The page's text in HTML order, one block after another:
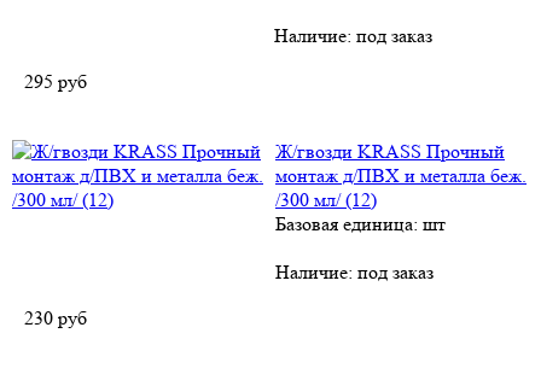
Наличие: под заказ
295 руб
Ж/гвозди KRASS Прочный
монтаж д/ПВХ и металла беж.
/300 мл/ (12)
Базовая единица: шт
Наличие: под заказ
230 руб